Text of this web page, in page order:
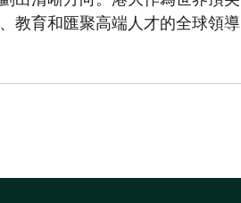
教育和匯聚高端人才的全球領導